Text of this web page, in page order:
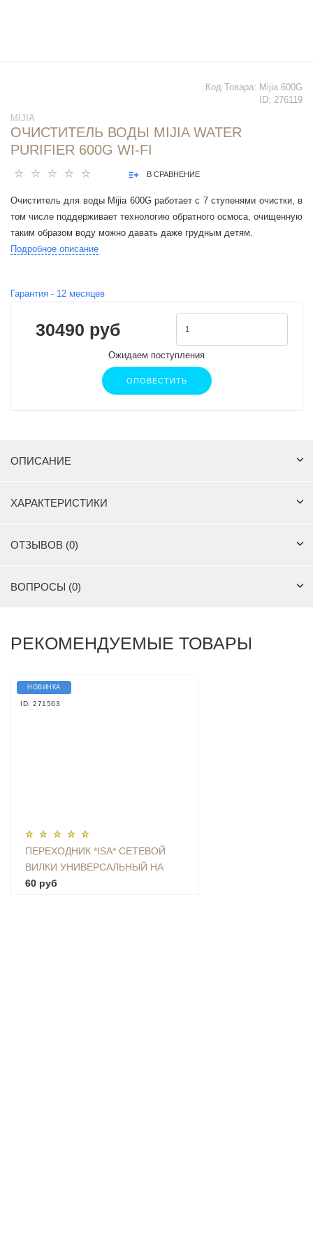
Код Товара: Mijia 600G
ID: 276119
MIJIA
ОЧИСТИТЕЛЬ ВОДЫ MIJIA WATER
PURIFIER 600G WI-FI
В СРАВНЕНИЕ
Очиститель для воды Mijia 600G работает с 7 ступенями очистки, в
том числе поддерживает технологию обратного осмоса, очищенную
таким образом воду можно давать даже грудным детям.
Подробное описание
Гарантия - 12 месяцев
30490 руб
Ожидаем поступления
ОПОВЕСТИТЬ
ОПИСАНИЕ
ХАРАКТЕРИСТИКИ
ОТЗЫВОВ (0)
ВОПРОСЫ (0)
РЕКОМЕНДУЕМЫЕ ТОВАРЫ
НОВИНКА
ID: 271563
ПЕРЕХОДНИК *ISA* СЕТЕВОЙ
ВИЛКИ УНИВЕРСАЛЬНЫЙ НА
ЕВРО С ЗАЗЕМЛЕНИЕМ KT-168
60 руб